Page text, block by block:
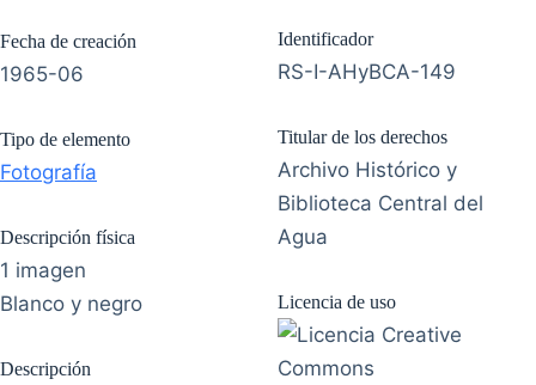
Fecha de creación
1965-06
Tipo de elemento
Fotografía
Descripción física
1 imagen
Blanco y negro
Descripción
Identificador
RS-I-AHyBCA-149
Titular de los derechos
Archivo Histórico y
Biblioteca Central del
Agua
Licencia de uso